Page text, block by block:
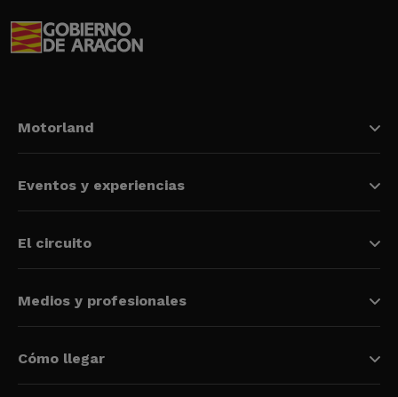
Motorland
Eventos y experiencias
El circuito
Medios y profesionales
Cómo llegar